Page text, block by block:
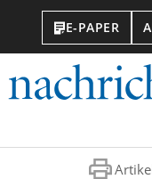
E-PAPER